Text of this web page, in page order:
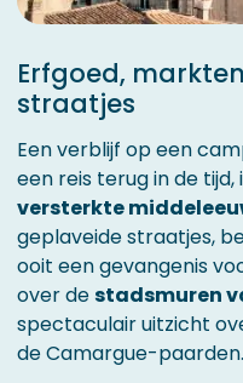
Erfgoed,
straatjes
Een verblijf op een
een reis terug in de
versterkte
geplaveide straatjes,
ooit een gevangenis
over destadsmuren
spectaculair uitzicht
de Camargue-paarden.